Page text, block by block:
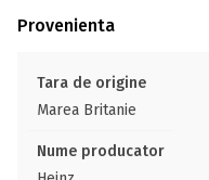
Provenienta
Tara de origine
Marea Britanie
Nume producator